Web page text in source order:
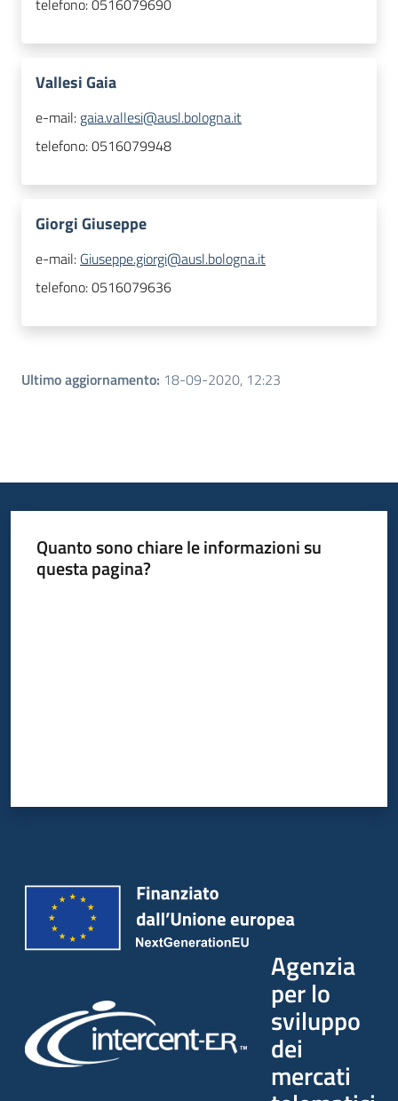
telefono:0516079690
Vallesi Gaia
e-mail: gaia.vallesi@ausl.bologna.it
telefono:0516079948
Giorgi Giuseppe
e-mail: Giuseppe.giorgi@ausl.bologna.it
telefono:0516079636
Ultimo aggiornamento: 18-09-2020, 12:23
Quanto sono chiare le informazioni su
questa pagina?
Agenzia
per lo
sviluppo
dei
mercati